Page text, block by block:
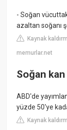
- Soğan
azaltan soğanı
Kaynak
memurlar.net
Soğan
ABD'de
yüzde 50'ye
Kaynak